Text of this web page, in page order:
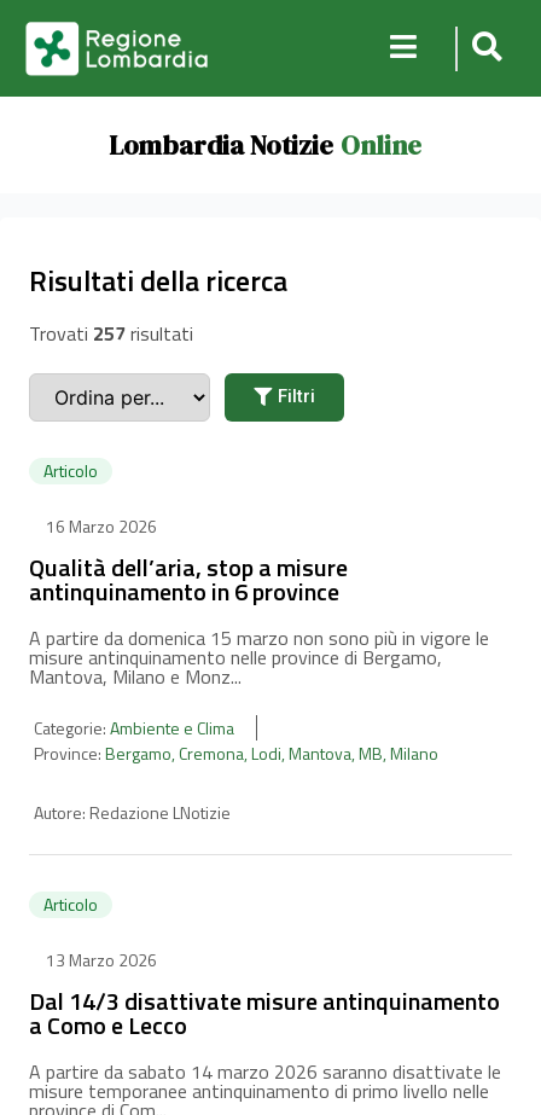
Lombardia Notizie Online
Risultati della ricerca
Trovati 257risultati
Filtri
Articolo
16 Marzo 2026
Qualità dell’aria, stop a misure
antinquinamento in 6 province
A partire da domenica 15 marzo non sono più in vigore le
misure antinquinamento nelle province di Bergamo,
Mantova, Milano e Monz...
Categorie:Ambiente e Clima
Province:Bergamo,Cremona,Lodi,Mantova,MB,Milano
Autore: Redazione LNotizie
Articolo
13 Marzo 2026
Dal 14/3 disattivate misure antinquinamento
a Como e Lecco
A partire da sabato 14 marzo 2026 saranno disattivate le
misure temporanee antinquinamento di primo livello nelle